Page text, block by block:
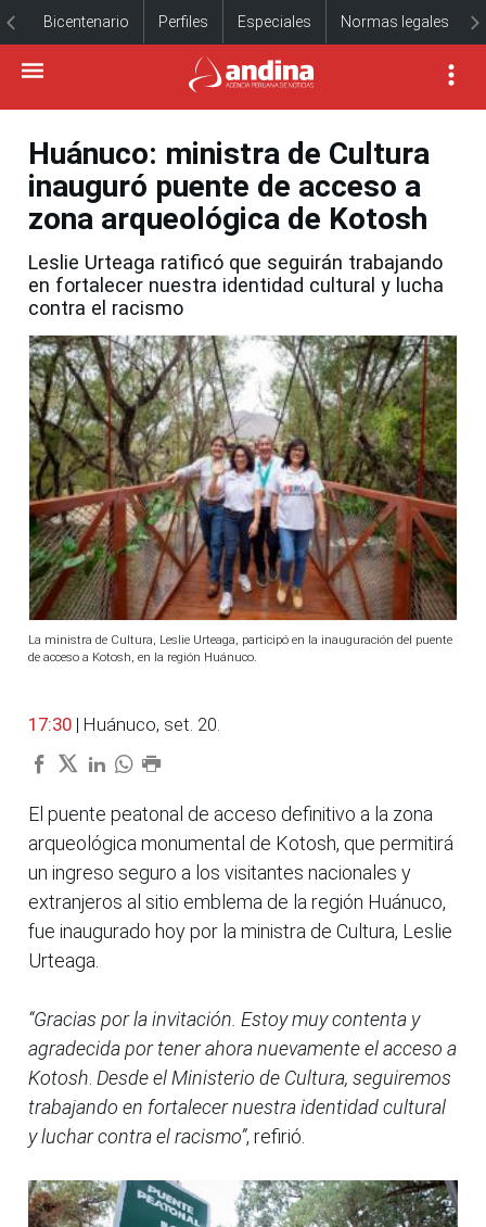
Bicentenario Perfiles Especiales Normas legales
Huánuco: ministra de Cultura
inauguró puente de acceso a
zona arqueológica de Kotosh
Leslie Urteaga ratificó que seguirán trabajando
en fortalecer nuestra identidad cultural y lucha
contra el racismo
La ministra de Cultura, Leslie Urteaga, participó en la inauguración del puente
de acceso a Kotosh, en la región Huánuco.
17:30 | Huánuco, set. 20.
El puente peatonal de acceso definitivo a la zona
arqueológica monumental de Kotosh, que permitirá
un ingreso seguro a los visitantes nacionales y
extranjeros al sitio emblema de la región Huánuco,
fue inaugurado hoy por la ministra de Cultura, Leslie
Urteaga.
“Gracias por la invitación. Estoy muy contenta y
agradecida por tener ahora nuevamente el acceso a
Kotosh Desde el Ministerio de Cultura, seguiremos
trabajando en fortalecer nuestra identidad cultural
y luchar contra el racismo”, refirió.